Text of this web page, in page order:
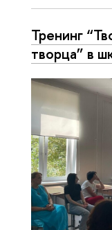
Тренинг
творца” в